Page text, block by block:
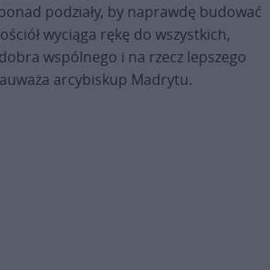
podziały, by naprawdę budować
wyciąga rękę do wszystkich,
wspólnego i na rzecz lepszego
arcybiskup Madrytu.